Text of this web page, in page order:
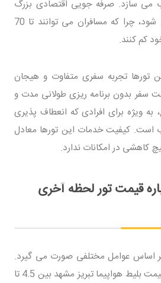
می سازد. صرفه جویی اقتصادی بزرگ
ترین مزیت محسوب می شود، چرا که مسافران می توانند تا 70
کم کنند.
تورها تجربه سفری متفاوت و هیجان
سفر بدون برنامه ریزی طولانی مدت و
ویژه برای افرادی که انعطاف پذیری
است. کیفیت خدمات این تورها معادل
کاهشی در امکانات ندارد.
قیمت تور لحظه آخری
اساس عوامل مختلفی صورت می گیرد.
در سال 1404، محدوده قیمت بلیط هواپیما تبریز مشهد بین 4.5 تا